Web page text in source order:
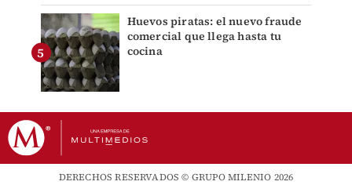
Huevos piratas: el nuevo fraude
comercial que llega hasta tu
cocina
DERECHOS RESERVADOS © GRUPO MILENIO 2026